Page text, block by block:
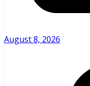
August 8, 2026